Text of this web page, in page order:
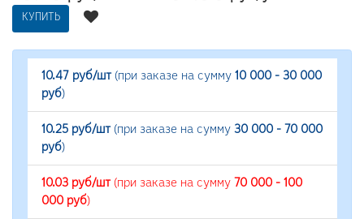
КУПИТЬ
10.47 руб/шт(при заказе на сумму 10 000 - 30 000
руб)
10.25 руб/шт(при заказе на сумму 30 000 - 70 000
руб)
10.03 руб/шт(при заказе на сумму 70 000 - 100
000 руб)